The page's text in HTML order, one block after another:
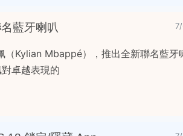
藍牙喇叭
Kylian Mbappé），推出全新聯名藍牙
卓越表現的